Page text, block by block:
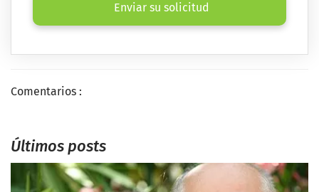
Enviar su solicitud
Comentarios :
Últimos posts